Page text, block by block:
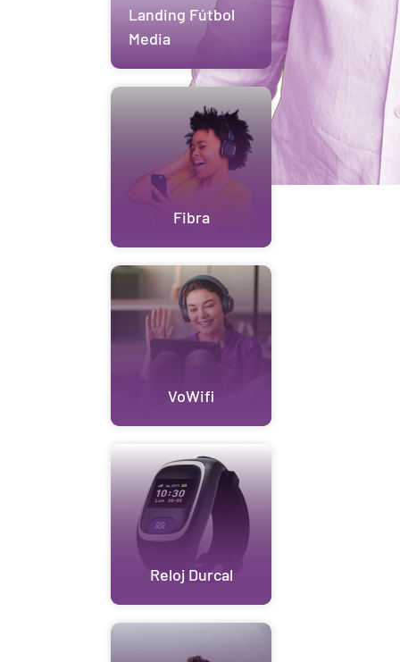
Landing Fútbol
Media
Fibra
VoWifi
Reloj Durcal